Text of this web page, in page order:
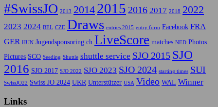
#SwissJO 2013 2014 2015 2016 2017 2018 2022
2023 2024 BEL CZE Draws entries 2015 entry form Facebook FRA
GER HUN Jugendsponsoring.ch LiveScore matches NED Photos
Pictures SCO Seeding Shuttle shuttle service SJO 2015 SJO
2016 SJO 2017 SJO 2022 SJO 2023 SJO 2024 starting times SUI
SwissJO22 Swiss JO 2024 UKR Unterstützer USA Video WAL Winner
Links